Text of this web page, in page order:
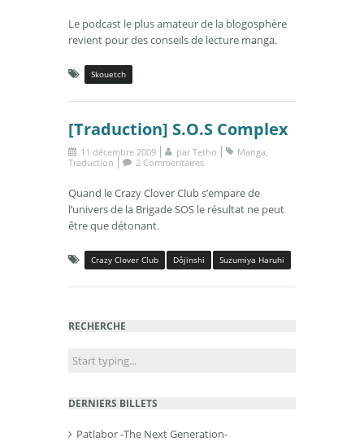
Le podcast le plus amateur de la blogosphère
revient pour des conseils de lecture manga.
Skouetch
[Traduction] S.O.S Complex
11 décembre 2009 par Tetho Manga,
Traduction
2 Commentaires
Quand le Crazy Clover Club s’empare de
l’univers de la Brigade SOS le résultat ne peut
être que détonant.
Crazy Clover Club Dôjinshi Suzumiya Haruhi
RECHERCHE
DERNIERS BILLETS
Patlabor -The Next Generation-